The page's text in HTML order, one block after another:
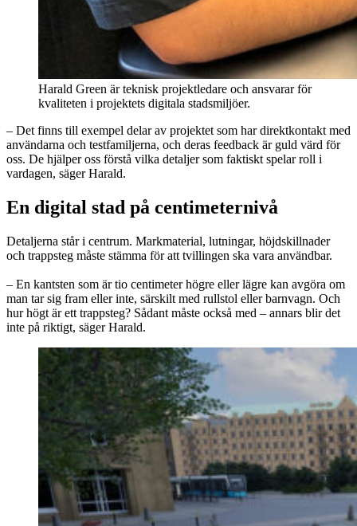
Harald Green är teknisk projektledare och ansvarar för
kvaliteten i projektets digitala stadsmiljöer.
– Det finns till exempel delar av projektet som har direktkontakt med
användarna och testfamiljerna, och deras feedback är guld värd för
oss. De hjälper oss förstå vilka detaljer som faktiskt spelar roll i
vardagen, säger Harald.
En digital stad på centimeternivå
Detaljerna står i centrum. Markmaterial, lutningar, höjdskillnader
och trappsteg måste stämma för att tvillingen ska vara användbar.
– En kantsten som är tio centimeter högre eller lägre kan avgöra om
man tar sig fram eller inte, särskilt med rullstol eller barnvagn. Och
hur högt är ett trappsteg? Sådant måste också med – annars blir det
inte på riktigt, säger Harald.